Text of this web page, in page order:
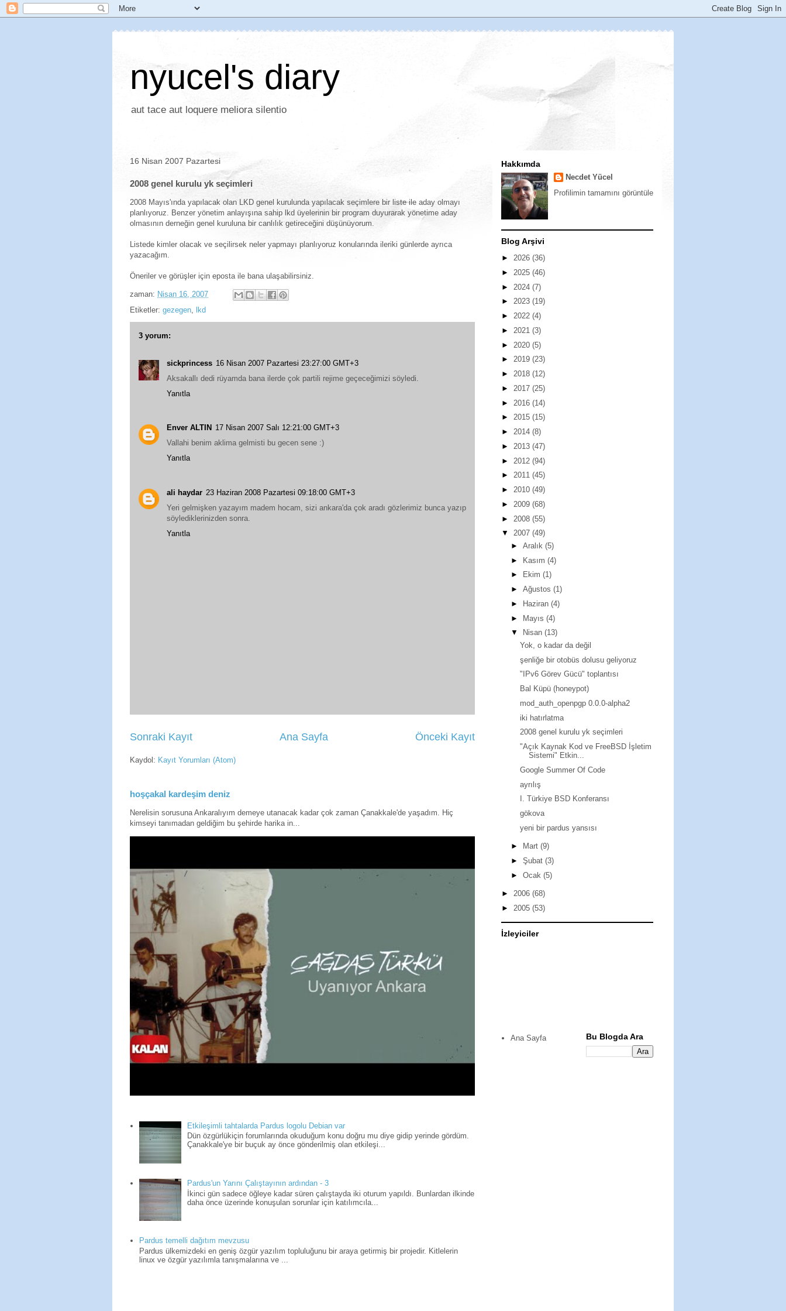
nyucel's diary
aut tace aut loquere meliora silentio
16 Nisan 2007 Pazartesi
2008 genel kurulu yk seçimleri
2008 Mayıs'ında yapılacak olan LKD genel kurulunda yapılacak seçimlere bir liste ile aday olmayı
planlıyoruz. Benzer yönetim anlayışına sahip lkd üyelerinin bir program duyurarak yönetime aday
olmasının derneğin genel kuruluna bir canlılık getireceğini düşünüyorum.
Listede kimler olacak ve seçilirsek neler yapmayı planlıyoruz konularında ileriki günlerde ayrıca
yazacağım.
Öneriler ve görüşler için eposta ile bana ulaşabilirsiniz.
zaman: Nisan 16, 2007
Etiketler: gezegen, lkd
3 yorum:
sickprincess 16 Nisan 2007 Pazartesi 23:27:00 GMT+3
Aksakallı dedi rüyamda bana ilerde çok partili rejime geçeceğimizi söyledi.
Yanıtla
Enver ALTIN 17 Nisan 2007 Salı 12:21:00 GMT+3
Vallahi benim aklima gelmisti bu gecen sene :)
Yanıtla
ali haydar 23 Haziran 2008 Pazartesi 09:18:00 GMT+3
Yeri gelmişken yazayım madem hocam, sizi ankara'da çok aradı gözlerimiz bunca yazıp
söylediklerinizden sonra.
Yanıtla
Sonraki Kayıt Önceki Kayıt
Ana Sayfa
Kaydol: Kayıt Yorumları (Atom)
hoşçakal kardeşim deniz
Nerelisin sorusuna Ankaralıyım demeye utanacak kadar çok zaman Çanakkale'de yaşadım. Hiç
kimseyi tanımadan geldiğim bu şehirde harika in...
Etkileşimli tahtalarda Pardus logolu Debian var
Dün özgürlükiçin forumlarında okuduğum konu doğru mu diye gidip yerinde gördüm.
Çanakkale'ye bir buçuk ay önce gönderilmiş olan etkileşi...
Pardus'un Yarını Çalıştayının ardından - 3
İkinci gün sadece öğleye kadar süren çalıştayda iki oturum yapıldı. Bunlardan ilkinde
daha önce üzerinde konuşulan sorunlar için katılımcıla...
Pardus temelli dağıtım mevzusu
Pardus ülkemizdeki en geniş özgür yazılım topluluğunu bir araya getirmiş bir projedir. Kitlelerin
linux ve özgür yazılımla tanışmalarına ve ...
Hakkımda
Necdet Yücel
Profilimin tamamını görüntüle
Blog Arşivi
► 2026 (36)
► 2025 (46)
► 2024 (7)
► 2023 (19)
► 2022 (4)
► 2021 (3)
► 2020 (5)
► 2019 (23)
► 2018 (12)
► 2017 (25)
► 2016 (14)
► 2015 (15)
► 2014 (8)
► 2013 (47)
► 2012 (94)
► 2011 (45)
► 2010 (49)
► 2009 (68)
► 2008 (55)
▼ 2007 (49)
► Aralık (5)
► Kasım (4)
►
Ekim (1)
► Ağustos (1)
►
Haziran (4)
► Mayıs (4)
▼
Nisan (13)
Yok, o kadar da değil
şenliğe bir otobüs dolusu geliyoruz
"IPv6 Görev Gücü" toplantısı
Bal Küpü (honeypot)
mod_auth_openpgp 0.0.0-alpha2
iki hatırlatma
2008 genel kurulu yk seçimleri
"Açık Kaynak Kod ve FreeBSD İşletim
Sistemi" Etkin...
Google Summer Of Code
ayrılış
I. Türkiye BSD Konferansı
gökova
yeni bir pardus yansısı
► Mart (9)
► Şubat (3)
► Ocak (5)
► 2006 (68)
► 2005 (53)
İzleyiciler
Ana Sayfa Bu Blogda Ara